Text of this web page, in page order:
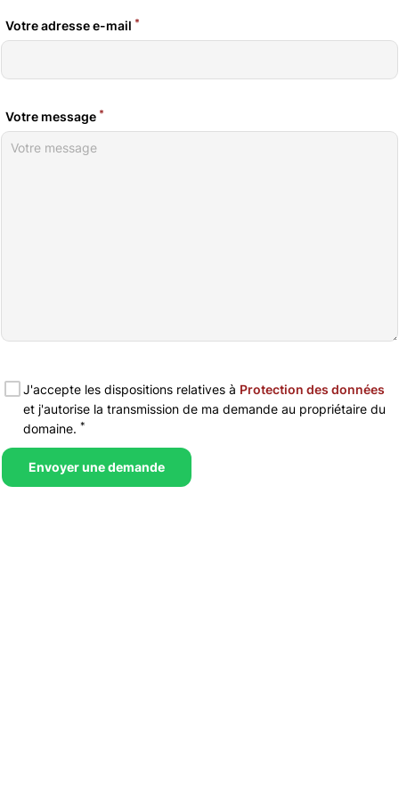
Votre adresse e-mail *
Votre message *
J'accepte les dispositions relatives à Protection des données
et j'autorise la transmission de ma demande au propriétaire du
domaine. *
Envoyer une demande